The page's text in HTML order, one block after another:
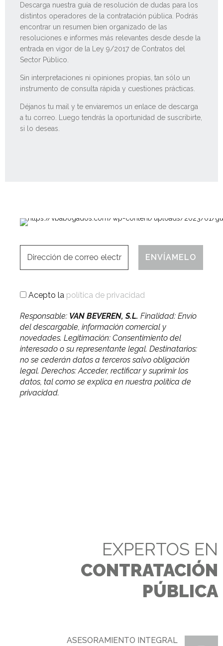
Descarga nuestra guía de resolución de dudas para los
distintos operadores de la contratación pública. Podrás
encontrar un resumen bien organizado de las
resoluciones e informes más relevantes desde desde la
entrada en vigor de la Ley 9/2017 de Contratos del
Sector Público.
Sin interpretaciones ni opiniones propias, tan sólo un
instrumento de consulta rápida y cuestiones prácticas.
Déjanos tu mail y te enviaremos un enlace de descarga
a tu correo. Luego tendrás la oportunidad de suscribirte,
si lo deseas.
Acepto la política de privacidad
Responsable: VAN BEVEREN, S.L. Finalidad: Envío
del descargable, información comercial y
novedades. Legitimación: Consentimiento del
interesado o su representante legal. Destinatarios:
no se cederán datos a terceros salvo obligación
legal. Derechos: Acceder, rectificar y suprimir los
datos, tal como se explica en nuestra política de
privacidad.
EXPERTOS EN
CONTRATACIÓN
PÚBLICA
ASESORAMIENTO INTEGRAL